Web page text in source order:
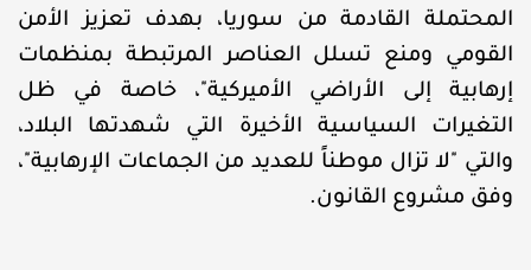
المحتملة القادمة من سوريا، بهدف تعزيز الأمن
القومي ومنع تسلل العناصر المرتبطة بمنظمات
إرهابية إلى الأراضي الأميركية"، خاصة في ظل
التغيرات السياسية الأخيرة التي شهدتها البلاد،
والتي "لا تزال موطناً للعديد من الجماعات الإرهابية"،
وفق مشروع القانون.